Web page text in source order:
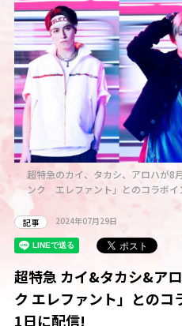
超特急のカイ、タカシ、アロハが8
ンク エレファント」とのコラボイ
記事 2024年07月29日
超特急 カイ&タカシ&ア
ク エレファント」とのコ
1日に配信!